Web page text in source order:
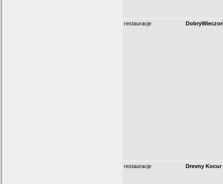
restauracje
restauracje Drevny Kocur